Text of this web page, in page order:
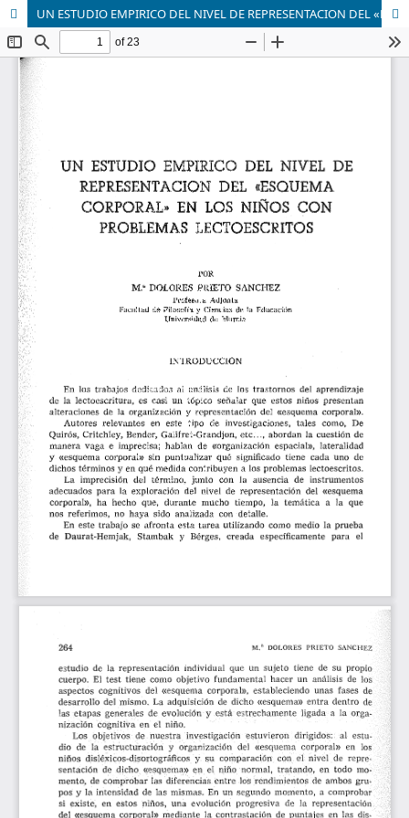
UN ESTUDIO EMPIRICO DEL NIVEL DE REPRESENTACION DEL «ESQUEMA CORPORAL» EN LOS NIÑOS CON PROBLEMAS LECTOESCRITOS